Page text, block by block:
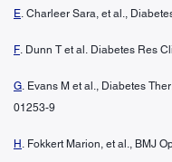
E. Charleer Sara, et al.,
F. Dunn T et al. Diabetes Res
G. Evans M et al., Diabetes
01253-9
H . Fokkert Marion, et al., BMJ